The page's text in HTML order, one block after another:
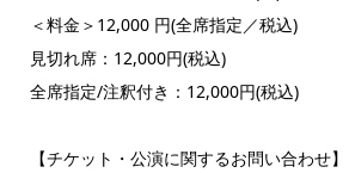
＜料金＞12,000 円(全席指定／税込)
見切れ席：12,000円(税込)
全席指定/注釈付き：12,000円(税込)
【チケット・公演に関するお問い合わせ】